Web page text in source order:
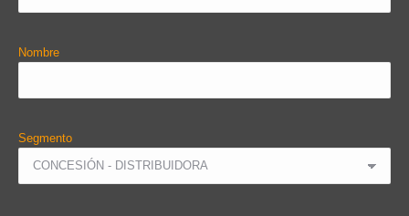
Nombre
Segmento